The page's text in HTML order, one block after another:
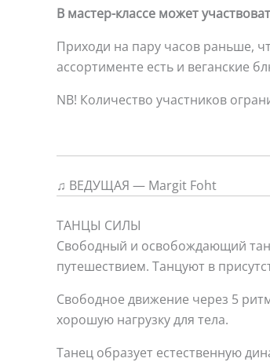
В мастер-классе может
Приходи на пару часов раньше,
ассортименте есть и веганские
NB! Количество участников
♫ ВЕДУЩАЯ — Margit Foht
ТАНЦЫ СИЛЫ
Свободный и освобождающий
путешествием. Танцуют в
Свободное движение через 5
хорошую нагрузку для тела.
Танец образует естественную